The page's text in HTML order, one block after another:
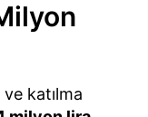
katılma